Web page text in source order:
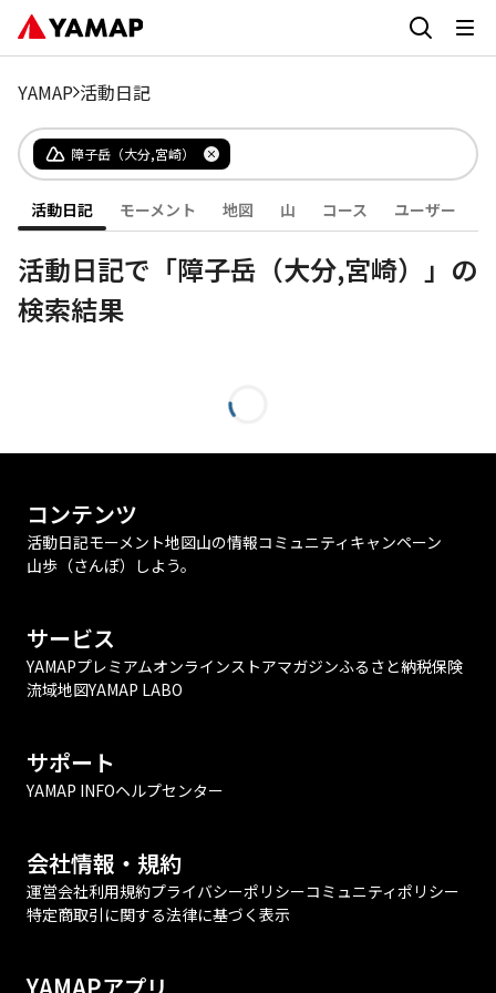
YAMAP 活動日記
障子岳（大分,宮崎）
活動日記 モーメント 地図 山 コース ユーザー
活動日記で「障子岳（大分,宮崎）」の
検索結果
コンテンツ
活動日記モーメント地図山の情報コミュニティ キャンペーン
山歩（さんぽ）しよう。
サービス
YAMAPプレミアムオンラインストアマガジンふるさと納税保険
流域地図YAMAP LABO
サポート
YAMAP INFOヘルプセンター
会社情報・規約
運営会社利用規約プライバシーポリシーコミュニティポリシー
特定商取引に関する法律に基づく表示